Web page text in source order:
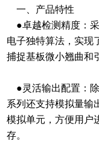
一、产品特性
●卓越检测精度：
电子独特算法，实现
捕捉基板微小翘曲和
●灵活输出配置：除
系列还支持模拟量输
模拟单元，方便用户
存。